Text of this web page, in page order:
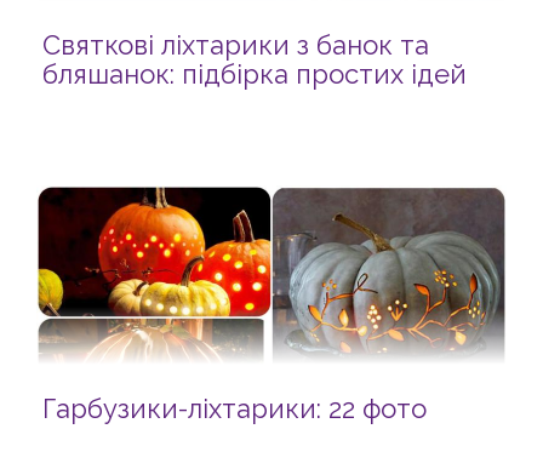
Святкові ліхтарики з банок та
бляшанок: підбірка простих ідей
Гарбузики-ліхтарики: 22 фото